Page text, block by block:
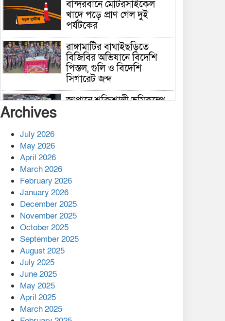
বান্দরবানে মোটরসাইকেল
খাদে পড়ে প্রাণ গেল দুই
পর্যটকের
রাঙ্গামাটির বাঘাইছড়িতে
বিজিবির অভিযানে বিদেশি
পিস্তল, গুলি ও বিদেশি
সিগারেট জব্দ
জাপানে শক্তিশালী ভূমিকম্পে
কাপ্তাই প্রেস ক্লাবের সভাপতি
মাহফুজ, সম্পাদক রিপন মারমা
নির্বাচিত
মালয়েশিয়ার প্রধানমন্ত্রীকে চিঠি
দেয়ার পর ফোন তারেক
রহমানের,গ্যাস সঙ্কট
মোকাবিলায় সহায়তার আশ্বাস
এক বিলিয়ন ডলার বিনিয়োগ
Archives
July 2026
May 2026
April 2026
March 2026
February 2026
January 2026
December 2025
November 2025
October 2025
September 2025
August 2025
July 2025
June 2025
May 2025
April 2025
March 2025